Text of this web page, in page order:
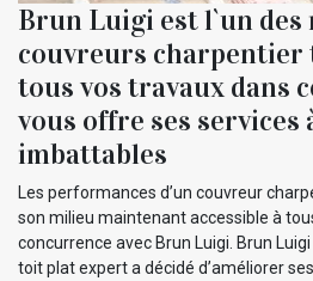
Brun Luigi est l`un
couvreurs
tous vos travaux dans
vous offre ses services
imbattables
Les performances d’un couvreur
son milieu maintenant accessible à
concurrence avec Brun Luigi. Brun
toit plat expert a décidé d’améliorer